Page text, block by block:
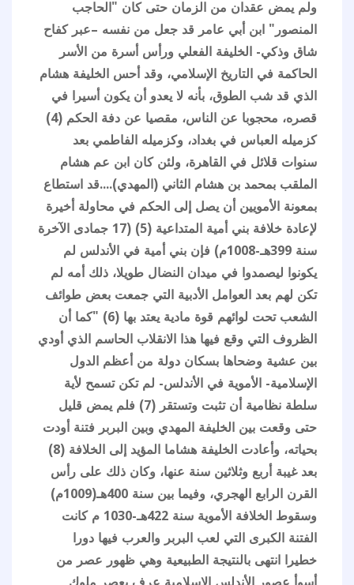
ولم يمض عقدان من الزمان حتى كان "الحاجب
المنصور" ابن أبي عامر قد جعل من نفسه –عبر كفاح
شاق وذكي- الخليفة الفعلي ورأس أسرة من الأسر
الحاكمة في التاريخ الإسلامي، وقد أحس الخليفة هشام
الذي قد شب الطوق، بأنه لا يعدو أن يكون أسيرا في
قصره، محجوبا عن الناس، مقصيا عن دفة الحكم (4)
كزميله العباس في بغداد، وكزميله الفاطمي بعد
سنوات قلائل في القاهرة، ولئن كان ابن عم هشام
الملقب بمحمد بن هشام الثاني (المهدي)....قد استطاع
بمعونة الأمويين أن يصل إلى الحكم في محاولة أخيرة
لإعادة خلافة بني أمية المتداعية (5) (17 جمادى الآخرة
سنة 399هـ-1008م) فإن بني أمية في الأندلس لم
يكونوا ليصمدوا في ميدان النضال طويلا، ذلك أمه لم
تكن لهم بعد العوامل الأدبية التي جمعت بعض طوائف
الشعب تحت لوائهم قوة مادية يعتد بها (6) "كما أن
الظروف التي وقع فيها هذا الانقلاب الحاسم الذي أودي
بين عشية وضحاها بسكان دولة من أعظم الدول
الإسلامية- الأموية في الأندلس- لم تكن تسمح لأية
سلطة نظامية أن تثبت وتستقر (7) فلم يمض قليل
حتى وقعت بين الخليفة المهدي وبين البربر فتنة أودت
بحياته، وأعادت الخليفة هشاما المؤيد إلى الخلافة (8)
بعد غيبة أربع وثلاثين سنة عنها، وكان ذلك على رأس
القرن الرابع الهجري، وفيما بين سنة 400هـ(1009م)
وسقوط الخلافة الأموية سنة 422هـ-1030 م كانت
الفتنة الكبرى التي لعب البربر والعرب فيها دورا
خطيرا انتهى بالنتيجة الطبيعية وهي ظهور عصر من